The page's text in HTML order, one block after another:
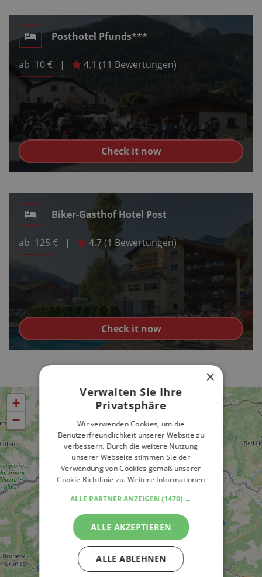
Posthotel Pfunds***
ab 10€ | 4.1 (11 Bewertungen)
Check it now
Biker-Gasthof Hotel Post
ab 125 € | 4.7(1 Bewertungen)
Check it now
+
−
×
Verwalten Sie Ihre
Privatsphäre
Wir verwenden Cookies, um die
Benutzerfreundlichkeit unserer Website zu
verbessern. Durch die weitere Nutzung
unserer Webseite stimmen Sie der
Verwendung von Cookies gemäß unserer
Cookie-Richtlinie zu.Weitere Informationen
ALLE PARTNER ANZEIGEN(1470) →
ALLE AKZEPTIEREN
ALLE ABLEHNEN